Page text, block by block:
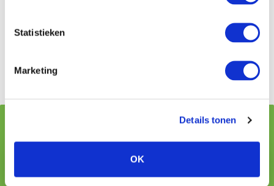
Statistieken
Marketing
Details tonen
OK
opleidingen te volgen, zoals VCA, BHV en EHBO.
cultuurverschillen bij inzet van buitenlandse
voorman aan.
Geschreven door: